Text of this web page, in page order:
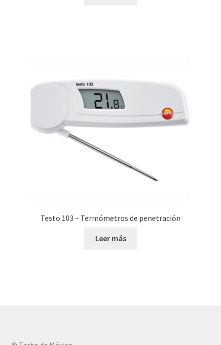
Testo 103 – Termómetros de penetración
Leer más